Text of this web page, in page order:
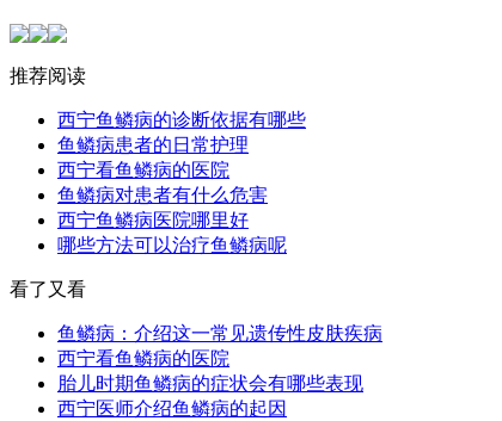
推荐阅读
西宁鱼鳞病的诊断依据有哪些
鱼鳞病患者的日常护理
西宁看鱼鳞病的医院
鱼鳞病对患者有什么危害
西宁鱼鳞病医院哪里好
哪些方法可以治疗鱼鳞病呢
看了又看
鱼鳞病：介绍这一常见遗传性皮肤疾病
西宁看鱼鳞病的医院
胎儿时期鱼鳞病的症状会有哪些表现
西宁医师介绍鱼鳞病的起因